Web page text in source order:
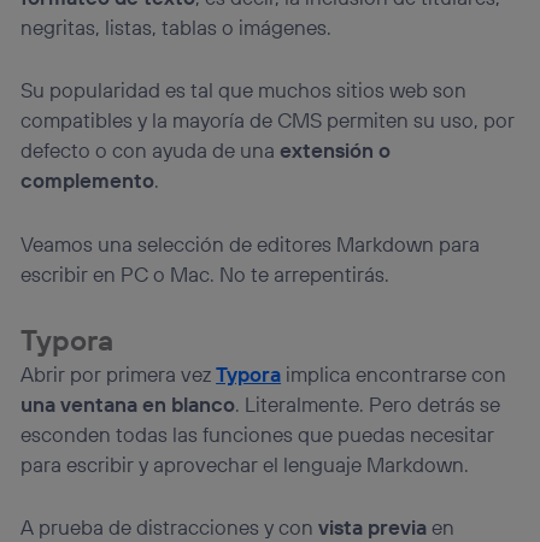
negritas, listas, tablas o imágenes.
Su popularidad es tal que muchos sitios web son
compatibles y la mayoría de CMS permiten su uso, por
defecto o con ayuda de unaextensión o
complemento.
Veamos una selección de editores Markdown para
escribir en PC o Mac. No te arrepentirás.
Typora
Abrir por primera vezTypora implica encontrarse con
una ventana en blanco. Literalmente. Pero detrás se
esconden todas las funciones que puedas necesitar
para escribir y aprovechar el lenguaje Markdown.
A prueba de distracciones y convista previaen